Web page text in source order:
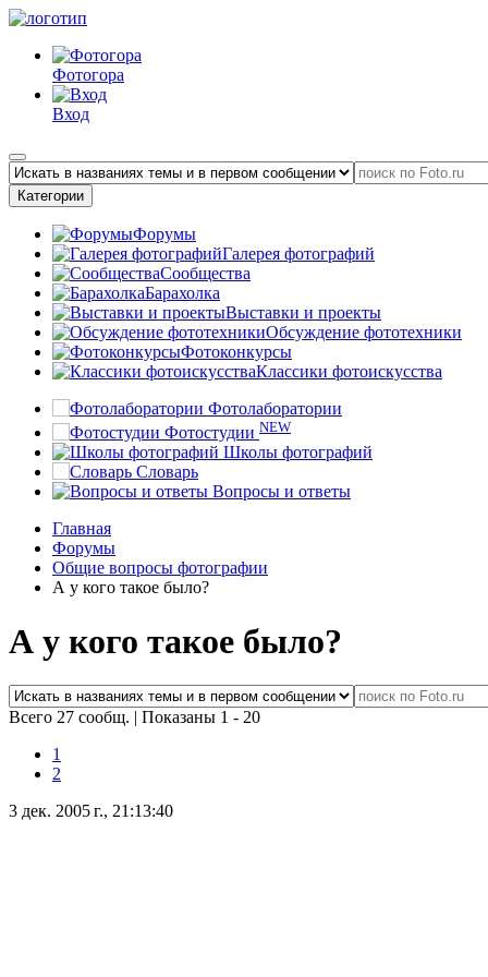
Фотогора
Вход
Категории
Форумы
Галерея фотографий
Сообщества
Барахолка
Выставки и проекты
Обсуждение фототехники
Фотоконкурсы
Классики фотоискусства
Фотолаборатории
Фотостудии NEW
Школы фотографий
Словарь
Вопросы и ответы
Главная
Форумы
Общие вопросы фотографии
А у кого такое было?
А у кого такое было?
Всего 27 сообщ. | Показаны 1 - 20
1
2
3 дек. 2005 г., 21:13:40